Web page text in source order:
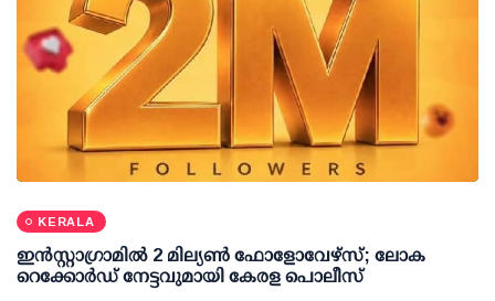
KERALA
ഇന്‍സ്റ്റാഗ്രാമില്‍ 2 മില്യണ്‍ ഫോളോവേഴ്സ്; ലോക
റെക്കോര്‍ഡ് നേട്ടവുമായി കേരള പൊലീസ്